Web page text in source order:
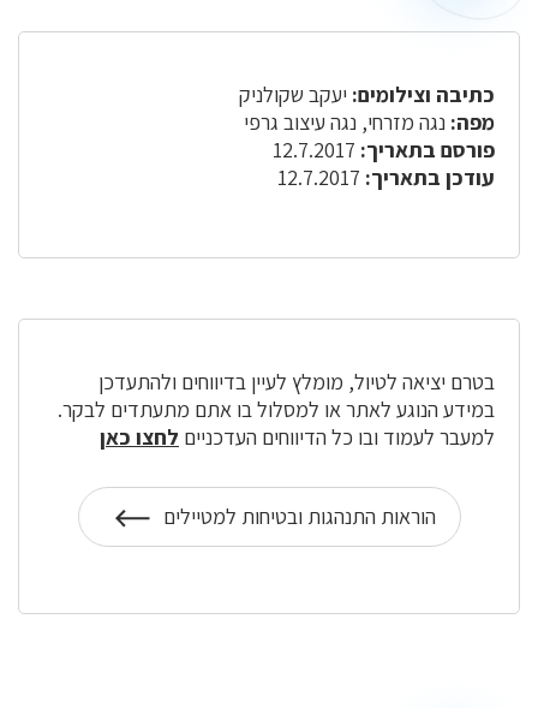
כתיבה וצילומים: יעקב שקולניק
מפה: נגה מזרחי, נגה עיצוב גרפי
פורסם בתאריך:
עודכן בתאריך:
בטרם יציאה לטיול, מומלץ לעיין בדיווחים ולהתעדכן
במידע הנוגע לאתר או למסלול בו אתם מתעתדים לבקר.
למעבר לעמוד ובו כל הדיווחים העדכניים לחצו כאן
הוראות התנהגות ובטיחות למטיילים
על
הוראות